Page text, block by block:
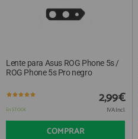
Lente para Asus ROG Phone 5s /
ROG Phone 5s Pro negro
En STOCK
2,99€
IVA Incl.
COMPRAR